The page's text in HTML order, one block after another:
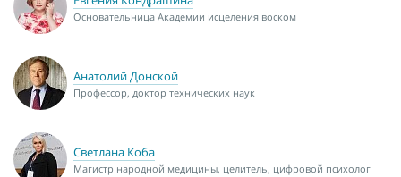
Основательница Академии исцеления воском
Анатолий Донской
Профессор, доктор технических наук
Светлана Коба
Магистр народной медицины, целитель, цифровой психолог